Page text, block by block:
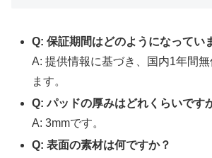
Q: 保証期間はどのようになってい
A: 提供情報に基づき、国内1年間
ます。
Q: パッドの厚みはどれくらいです
A: 3mmです。
Q: 表面の素材は何ですか？